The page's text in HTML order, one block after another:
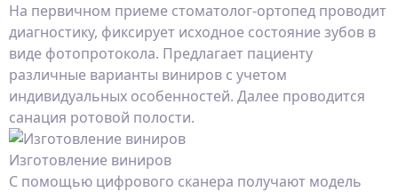
На первичном приеме стоматолог-ортопед проводит
диагностику, фиксирует исходное состояние зубов в
виде фотопротокола. Предлагает пациенту
различные варианты виниров с учетом
индивидуальных особенностей. Далее проводится
санация ротовой полости.
Изготовление виниров
С помощью цифрового сканера получают модель